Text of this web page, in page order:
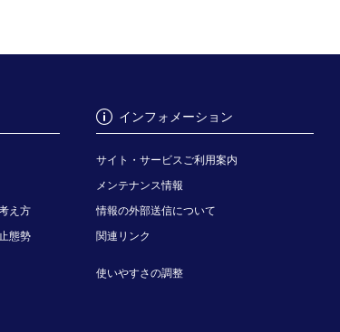
え方
態勢
インフォメーション
サイト・サービスご利用案内
メンテナンス情報
情報の外部送信について
関連リンク
使いやすさの調整